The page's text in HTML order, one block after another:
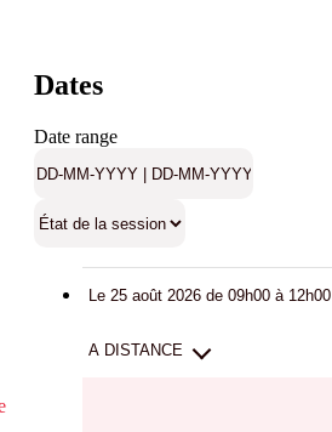
Dates
Date range
Le 25 août 2026 de 09h00 à 12h00
A DISTANCE